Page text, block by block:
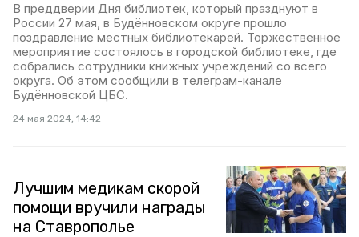
В преддверии Дня библиотек, который празднуют в
России 27 мая, в Будённовском округе прошло
поздравление местных библиотекарей. Торжественное
мероприятие состоялось в городской библиотеке, где
собрались сотрудники книжных учреждений со всего
округа. Об этом сообщили в телеграм-канале
Будённовской ЦБС.
24 мая 2024, 14:42
Лучшим медикам скорой
помощи вручили награды
на Ставрополье